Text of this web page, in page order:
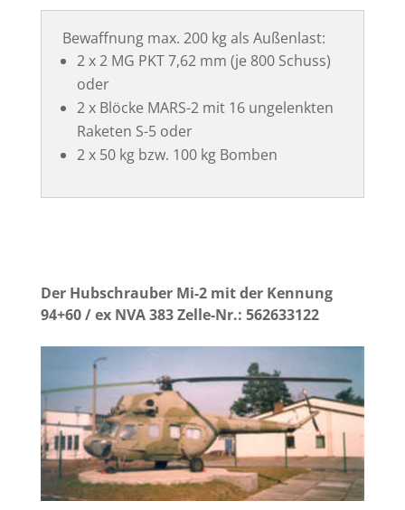
Bewaffnung max. 200 kg als Außenlast:
2 x 2 MG PKT 7,62 mm (je 800 Schuss)
oder
2 x Blöcke MARS-2 mit 16 ungelenkten
Raketen S-5 oder
2 x 50 kg bzw. 100 kg Bomben
Der Hubschrauber Mi-2 mit der Kennung
94+60 / ex NVA 383 Zelle-Nr.: 562633122